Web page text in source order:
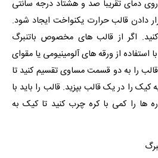
روی دمای تقریبا صد و هشتاد درجه سانتی
دادن قالب حرارت یکنواخت ایجاد شود.
اگر از قالب های مخصوص باتنبرگ
استفاده از ورقه های آلومینیومی یا مقوای
را به دو قسمت مساوی تقسیم کنید تا
کیک را در یک قالب بپزید. قالب را باید با
ها را کمی با کره چرب کنید تا کیک به